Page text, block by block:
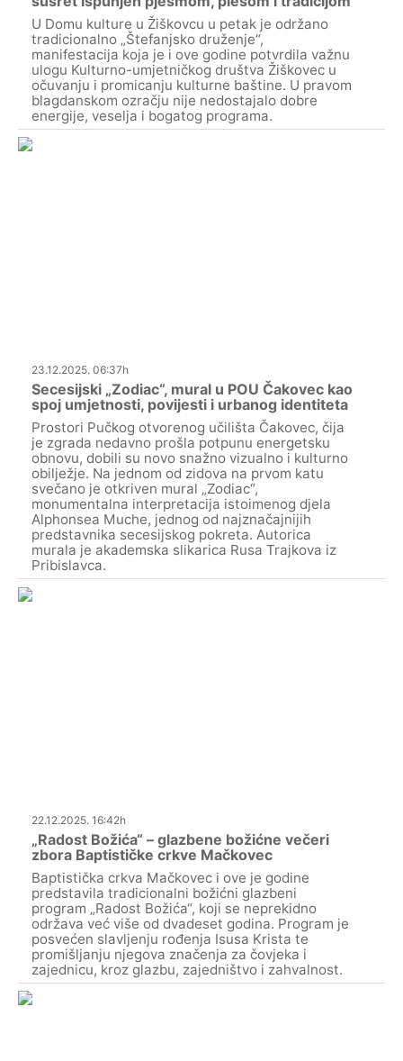
U Domu kulture u Žiškovcu u petak je održano
tradicionalno „Štefanjsko druženje“,
manifestacija koja je i ove godine potvrdila važnu
ulogu Kulturno-umjetničkog društva Žiškovec u
očuvanju i promicanju kulturne baštine. U pravom
blagdanskom ozračju nije nedostajalo dobre
energije, veselja i bogatog programa.
23.12.2025. 06:37h
Secesijski „Zodiac“, mural u POU Čakovec kao
spoj umjetnosti, povijesti i urbanog identiteta
Prostori Pučkog otvorenog učilišta Čakovec, čija
je zgrada nedavno prošla potpunu energetsku
obnovu, dobili su novo snažno vizualno i kulturno
obilježje. Na jednom od zidova na prvom katu
svečano je otkriven mural „Zodiac“,
monumentalna interpretacija istoimenog djela
Alphonsea Muche, jednog od najznačajnijih
predstavnika secesijskog pokreta. Autorica
murala je akademska slikarica Rusa Trajkova iz
Pribislavca.
22.12.2025. 16:42h
„Radost Božića“ – glazbene božićne večeri
zbora Baptističke crkve Mačkovec
Baptistička crkva Mačkovec i ove je godine
predstavila tradicionalni božićni glazbeni
program „Radost Božića“, koji se neprekidno
održava već više od dvadeset godina. Program je
posvećen slavljenju rođenja Isusa Krista te
promišljanju njegova značenja za čovjeka i
zajednicu, kroz glazbu, zajedništvo i zahvalnost.